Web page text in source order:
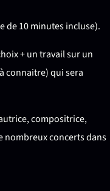
de 10 minutes incluse).
+ un travail sur un
connaitre) qui sera
compositrice,
nombreux concerts dans